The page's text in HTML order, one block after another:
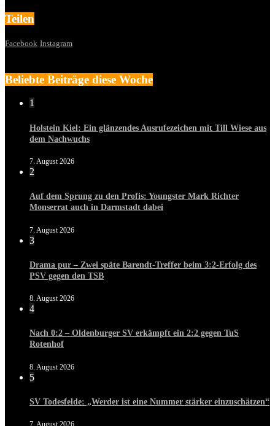
Teilen
Facebook Instagram
Beliebte Beiträge diese Woche
1
Holstein Kiel: Ein glänzendes Ausrufezeichen mit Till Wiese aus
dem Nachwuchs
7. August 2026
2
Auf dem Sprung zu den Profis: Youngster Mark Richter
Monserrat auch in Darmstadt dabei
7. August 2026
3
Drama pur – Zwei späte Barendt-Treffer beim 3:2-Erfolg des
PSV gegen den TSB
8. August 2026
4
Nach 0:2 – Oldenburger SV erkämpft ein 2:2 gegen TuS
Rotenhof
8. August 2026
5
SV Todesfelde: „Werder ist eine Nummer stärker einzuschätzen“
7. August 2026